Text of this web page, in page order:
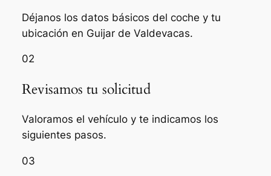
Déjanos los datos básicos del coche y tu
ubicación en Guijar de Valdevacas.
02
Revisamos tu solicitud
Valoramos el vehículo y te indicamos los
siguientes pasos.
03